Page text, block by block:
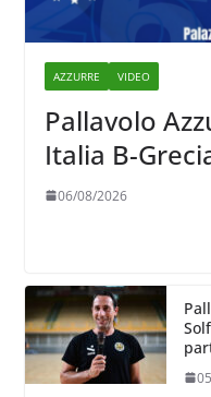
AZZURRE VIDEO
Pallavolo
Italia B-
06/08/2026